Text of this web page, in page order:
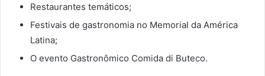
Restaurantes temáticos;
Festivais de gastronomia no Memorial da América
Latina;
O evento Gastronômico Comida di Buteco.